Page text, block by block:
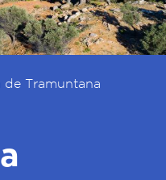
de Tramuntana